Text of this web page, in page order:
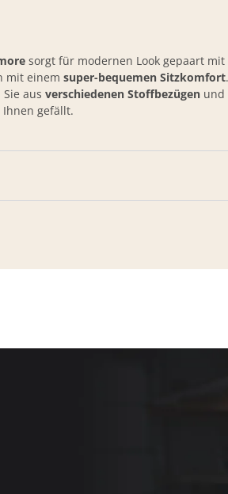
sorgt für modernen Look gepaart
mit einemsuper-bequemen Sitzkomfort
Sie ausverschiedenen Stoffbezügen und
Ihnen gefällt.